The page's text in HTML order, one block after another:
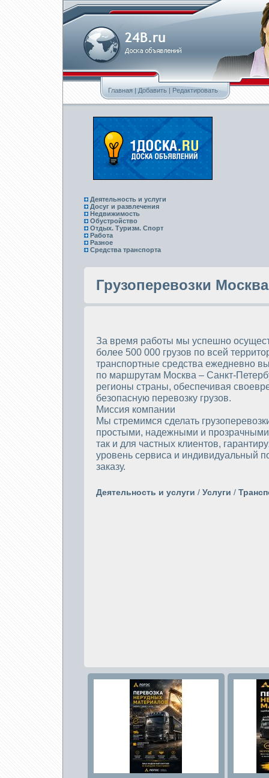
Главная|Добавить | Редактировать
Деятельность и услуги
Досуг и развлечения
Недвижимость
Обустройство
Отдых. Туризм. Спорт
Работа
Разное
Средства транспорта
Грузоперевозки Москва
За время работы мы успешно
более 500 000 грузов по всей
транспортные средства ежедневно
по маршрутам Москва – Санкт-
регионы страны, обеспечивая
безопасную перевозку грузов.
Миссия компании
Мы стремимся сделать
простыми, надежными и прозрачными
так и для частных клиентов,
уровень сервиса и индивидуальный
заказу.
Деятельность и услуги / Услуги /